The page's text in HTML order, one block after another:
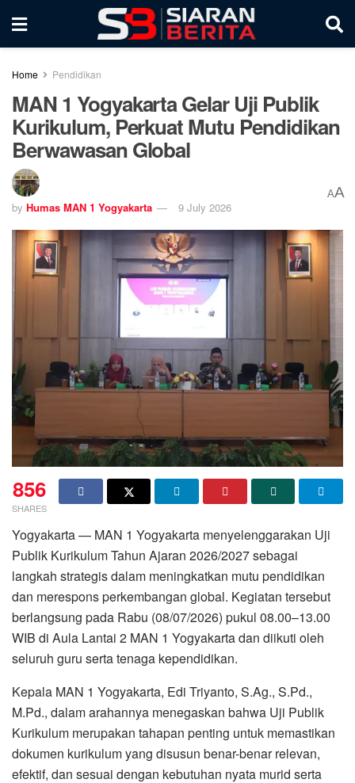
Home Pendidikan
MAN 1 Yogyakarta Gelar Uji Publik
Kurikulum, Perkuat Mutu Pendidikan
Berwawasan Global
by Humas MAN 1 Yogyakarta 9 July 2026
AA
856
SHARES
Yogyakarta — MAN 1 Yogyakarta menyelenggarakan Uji
Publik Kurikulum Tahun Ajaran 2026/2027 sebagai
langkah strategis dalam meningkatkan mutu pendidikan
dan merespons perkembangan global. Kegiatan tersebut
berlangsung pada Rabu (08/07/2026) pukul 08.00–13.00
WIB di Aula Lantai 2 MAN 1 Yogyakarta dan diikuti oleh
seluruh guru serta tenaga kependidikan.
Kepala MAN 1 Yogyakarta, Edi Triyanto, S.Ag., S.Pd.,
M.Pd., dalam arahannya menegaskan bahwa Uji Publik
Kurikulum merupakan tahapan penting untuk memastikan
dokumen kurikulum yang disusun benar-benar relevan,
efektif, dan sesuai dengan kebutuhan nyata murid serta